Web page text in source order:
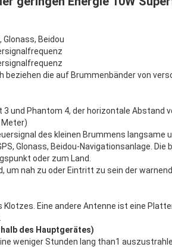
Glonass, Beidou
beziehen die auf Brummenbänder von
und Phantom 4, der horizontale Abstand
Meter)
des kleinen Brummens langsame
Glonass, Beidou-Navigationsanlage.
oder zum Land.
um nah zu oder Eintritt zu sein der
Eine andere Antenne ist eine
des Hauptgerätes)
weniger Stunden lang than1